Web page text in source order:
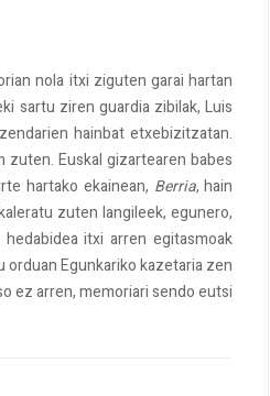
nola itxi ziguten garai hartan
sartu ziren guardia zibilak, Luis
hainbat etxebizitzatan.
zuten. Euskal gizartearen babes
hartako ekainean, Berria, hain
zuten langileek, egunero,
itxi arren egitasmoak
Egunkariko kazetaria zen
ez arren, memoriari sendo eutsi